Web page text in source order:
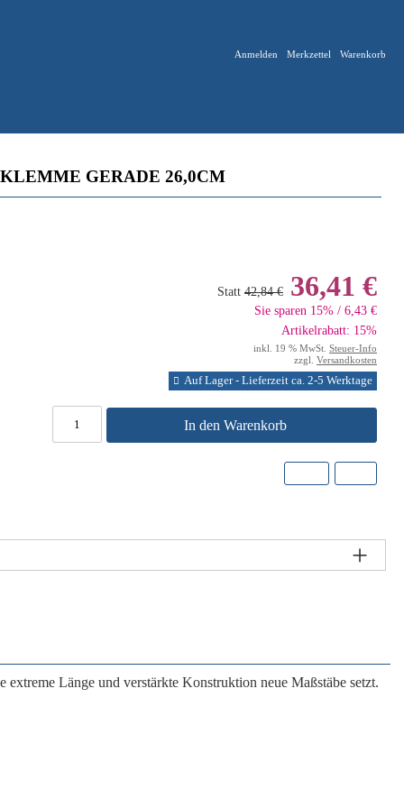
Anmelden Merkzettel Warenkorb
GERADE 26,0CM
Statt 42,84 € 36,41 €
Sie sparen 15% / 6,43 €
Artikelrabatt: 15%
inkl. 19 % MwSt. Steuer-Info
zzgl. Versandkosten
Auf Lager - Lieferzeit ca. 2-5 Werktage
In den Warenkorb
extreme Länge und verstärkte Konstruktion neue Maßstäbe setzt.